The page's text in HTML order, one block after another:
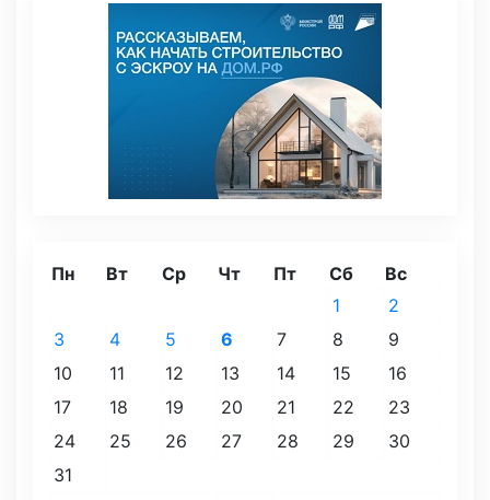
Пн Вт Ср Чт Пт Сб Вс
1
2
3
4 5 6 7 8
9
10
11 12 13 14 15
16
17
18 19 20 21 22
23
24
25 26 27 28 29
30
31